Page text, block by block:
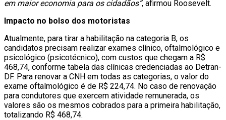
em maior economia para os cidadãos”, afirmou Roosevelt.
Impacto no bolso dos motoristas
Atualmente, para tirar a habilitação na categoria B, os
candidatos precisam realizar exames clínico, oftalmológico e
psicológico (psicotécnico), com custos que chegam a R$
468,74, conforme tabela das clínicas credenciadas ao Detran-
DF. Para renovar a CNH em todas as categorias, o valor do
exame oftalmológico é de R$ 224,74. No caso de renovação
para condutores que exercem atividade remunerada, os
valores são os mesmos cobrados para a primeira habilitação,
totalizando R$ 468,74.